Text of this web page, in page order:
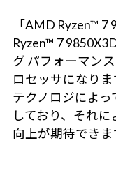
「AMD Ryzen™
Ryzen™ 7
グ パフォーマン
ロセッサになり
テクノロジによ
しており、それ
向上が期待できま